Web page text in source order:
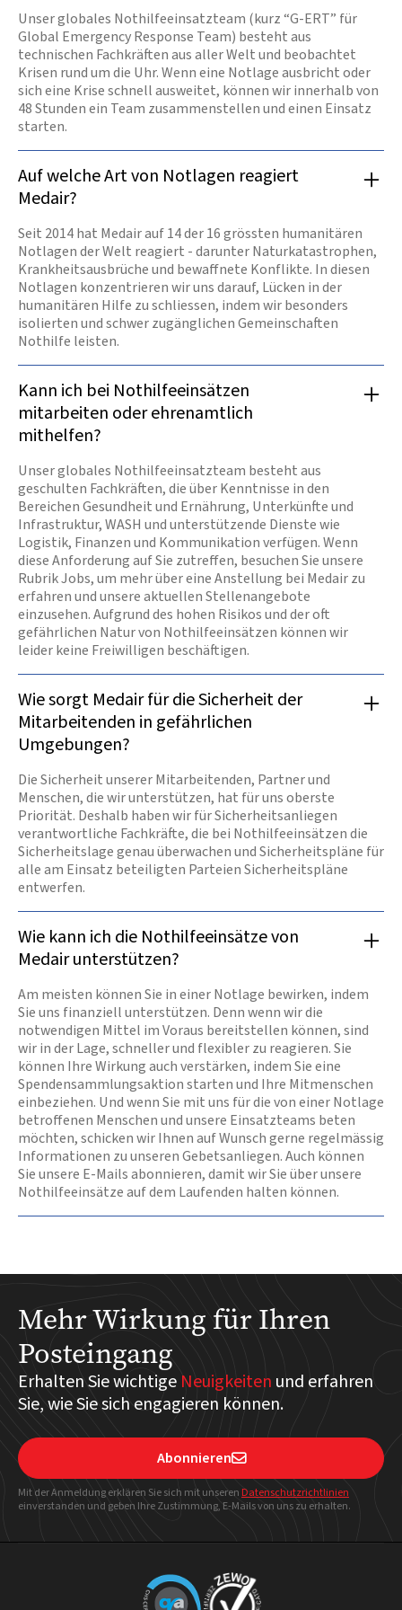
Unser globales Nothilfeeinsatzteam (kurz “G-ERT” für
Global Emergency Response Team) besteht aus
technischen Fachkräften aus aller Welt und beobachtet
Krisen rund um die Uhr. Wenn eine Notlage ausbricht oder
sich eine Krise schnell ausweitet, können wir innerhalb von
48 Stunden ein Team zusammenstellen und einen Einsatz
starten.
Auf welche Art von Notlagen reagiert
Medair?
Seit 2014 hat Medair auf 14 der 16 grössten humanitären
Notlagen der Welt reagiert - darunter Naturkatastrophen,
Krankheitsausbrüche und bewaffnete Konflikte. In diesen
Notlagen konzentrieren wir uns darauf, Lücken in der
humanitären Hilfe zu schliessen, indem wir besonders
isolierten und schwer zugänglichen Gemeinschaften
Nothilfe leisten.
Kann ich bei Nothilfeeinsätzen
mitarbeiten oder ehrenamtlich
mithelfen?
Unser globales Nothilfeeinsatzteam besteht aus
geschulten Fachkräften, die über Kenntnisse in den
Bereichen Gesundheit und Ernährung, Unterkünfte und
Infrastruktur, WASH und unterstützende Dienste wie
Logistik, Finanzen und Kommunikation verfügen. Wenn
diese Anforderung auf Sie zutreffen, besuchen Sie unsere
Rubrik Jobs, um mehr über eine Anstellung bei Medair zu
erfahren und unsere aktuellen Stellenangebote
einzusehen. Aufgrund des hohen Risikos und der oft
gefährlichen Natur von Nothilfeeinsätzen können wir
leider keine Freiwilligen beschäftigen.
Wie sorgt Medair für die Sicherheit der
Mitarbeitenden in gefährlichen
Umgebungen?
Die Sicherheit unserer Mitarbeitenden, Partner und
Menschen, die wir unterstützen, hat für uns oberste
Priorität. Deshalb haben wir für Sicherheitsanliegen
verantwortliche Fachkräfte, die bei Nothilfeeinsätzen die
Sicherheitslage genau überwachen und Sicherheitspläne für
alle am Einsatz beteiligten Parteien Sicherheitspläne
entwerfen.
Wie kann ich die Nothilfeeinsätze von
Medair unterstützen?
Am meisten können Sie in einer Notlage bewirken, indem
Sie uns finanziell unterstützen. Denn wenn wir die
notwendigen Mittel im Voraus bereitstellen können, sind
wir in der Lage, schneller und flexibler zu reagieren. Sie
können Ihre Wirkung auch verstärken, indem Sie eine
Spendensammlungsaktion starten und Ihre Mitmenschen
einbeziehen. Und wenn Sie mit uns für die von einer Notlage
betroffenen Menschen und unsere Einsatzteams beten
möchten, schicken wir Ihnen auf Wunsch gerne regelmässig
Informationen zu unseren Gebetsanliegen. Auch können
Sie unsere E-Mails abonnieren, damit wir Sie über unsere
Nothilfeeinsätze auf dem Laufenden halten können.
Mehr Wirkung für Ihren
Posteingang
Erhalten Sie wichtige Neuigkeiten und erfahren
Sie, wie Sie sich engagieren können.
Abonnieren
Mit der Anmeldung erklären Sie sich mit unseren Datenschutzrichtlinien
einverstanden und geben Ihre Zustimmung, E-Mails von uns zu erhalten.